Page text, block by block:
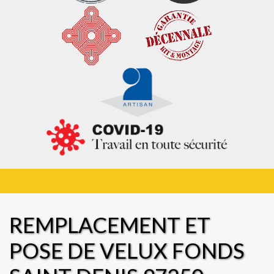
REMPLACEMENT ET
POSE DE VELUX FONDS